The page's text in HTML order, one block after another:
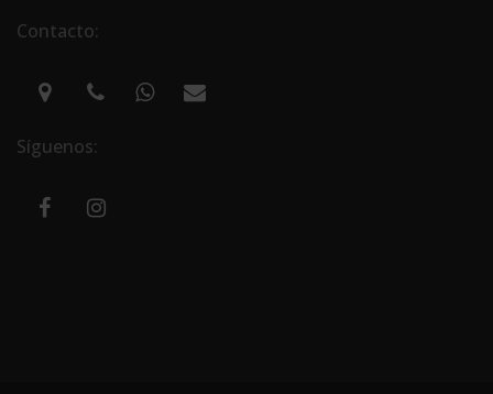
Contacto:
Síguenos: